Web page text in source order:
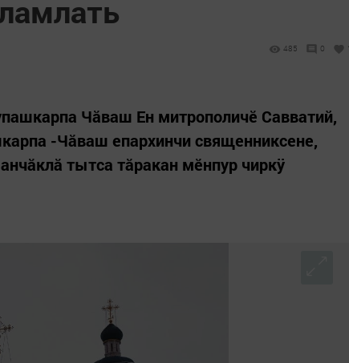
485 0
Чăваш Ен митрополичĕ Савватий,
-Чăваш епархинчи священниксене,
тытса тăракан мĕнпур чиркÿ